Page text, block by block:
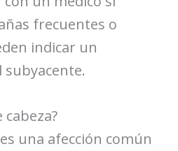
frecuentes o
indicar un
cabeza?
una afección común